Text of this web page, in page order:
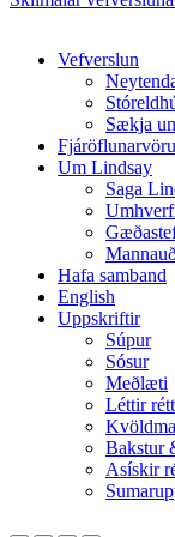
Close
Vefverslun
Sækja
Um Lindsay
Saga
Hafa samband
English
Uppskriftir
Súpur
Sósur
Meðlæti
Léttir
Bakstur
Asískir